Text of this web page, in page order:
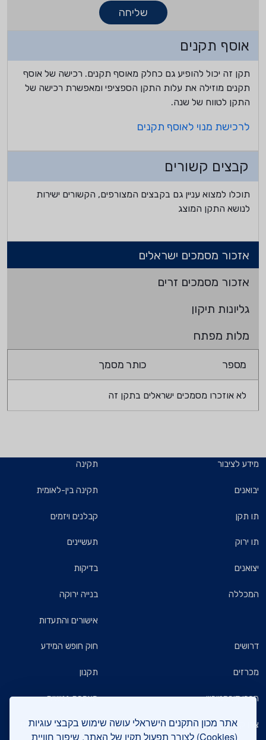
אתר מכון התקנים הישראלי עושה שימוש בקבצי עוגיות
(Cookies) לצורך תפעול תקין של האתר, שיפור חוויית
שליחה
אוסף תקנים
תקן זה יכול להופיע גם כחלק מאוסף תקנים. רכישה של אוסף
תקנים מוזילה את עלות התקן הספציפי ומאפשרת רכישה של
התקן לטווח של שנה.
לרכישת מנוי לאוסף תקנים
קבצים קשורים
תוכלו למצוא עניין גם בקבצים המצורפים, הקשורים ישירות
לנושא התקן המוצג
אזכור מסמכים ישראלים
אזכור מסמכים זרים
גליונות תיקון
מלות מפתח
מספר כותר מסמך
לא אוזכרו מסמכים ישראלים בתקן זה
מידע לציבור
יבואנים
תו תקן
תו ירוק
יצואנים
המכללה
תקינה
תקינה בין-לאומית
קבלנים ויזמים
תעשיינים
בדיקות
בנייה ירוקה
אישורים והתעדות
דרושים
מכרזים
חברי דירקטוריון
צרו קשר
חוק חופש המידע
תקנון
הצהרת נגישות
מדיניות הגנת הפרטיות